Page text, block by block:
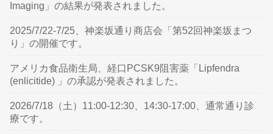
Imaging」の結果が発表されました。
2025/7/22-7/25、神楽坂通り商店会「第52回神楽坂まつ
り」の開催です。
アメリカ食品衛生局、経口PCSK9阻害薬「Lipfendra
(enlicitide) 」の承認が発表されました。
2026/7/18（土）11:00-12:30、14:30-17:00、通常通り診
療です。